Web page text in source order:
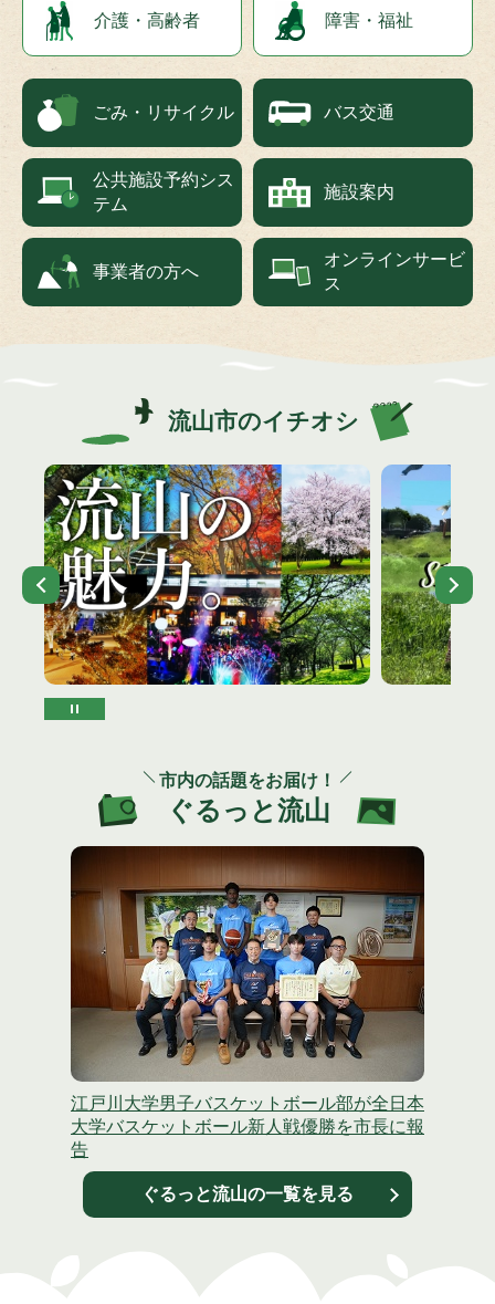
介護・高齢者 障害・福祉
ごみ・リサイクル バス交通
公共施設予約シス
テム
施設案内
事業者の方へ
オンラインサービ
ス
流山市のイチオシ
市内の話題をお届け！
ぐるっと流山
江戸川大学男子バスケットボール部が全日本
大学バスケットボール新人戦優勝を市長に報
告
ぐるっと流山の一覧を見る